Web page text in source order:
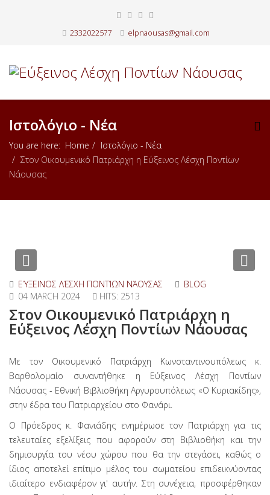
2332022577 elpnaousas@gmail.com
Ιστολόγιο - Νέα
You are here: Home
Ιστολόγιο - Νέα
Στον Οικουμενικό Πατριάρχη η Εύξεινος Λέσχη Ποντίων
Νάουσας
ΕΎΞΕΙΝΟΣ ΛΈΣΧΗ ΠΟΝΤΊΩΝ ΝΆΟΥΣΑΣ
BLOG
04 MARCH 2024
HITS: 2513
Στον Οικουμενικό Πατριάρχη η
Εύξεινος Λέσχη Ποντίων Νάουσας
Με τον Οικουμενικό Πατριάρχη Κωνσταντινουπόλεως κ.
Βαρθολομαίο συναντήθηκε η Εύξεινος Λέσχη Ποντίων
Νάουσας - Εθνική Βιβλιοθήκη Αργυρουπόλεως «Ο Κυριακίδης»,
στην έδρα του Πατριαρχείου στο Φανάρι.
Ο Πρόεδρος κ. Φανιάδης ενημέρωσε τον Πατριάρχη για τις
τελευταίες εξελίξεις που αφορούν στη Βιβλιοθήκη και την
δημιουργία του νέου χώρου που θα την στεγάσει, καθώς ο
ίδιος αποτελεί επίτιμο μέλος του σωματείου επιδεικνύοντας
ιδιαίτερο ενδιαφέρον γι' αυτήν. Στη συνέχεια, προσφέρθηκαν